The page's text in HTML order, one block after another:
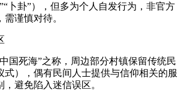
卜卦”），但多为个人自发行为，非官方
谨慎对待。
国死海”之称，周边部分村镇保留传统民
式），偶有民间人士提供与信仰相关的服
避免陷入迷信误区。